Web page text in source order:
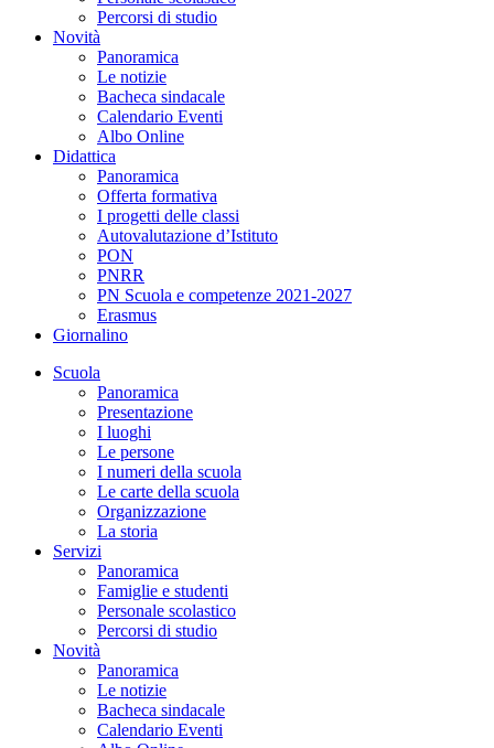
Percorsi di studio
Novità
Panoramica
Le notizie
Bacheca sindacale
Calendario Eventi
Albo Online
Didattica
Panoramica
Offerta formativa
I progetti delle classi
Autovalutazione d’Istituto
PON
PNRR
PN Scuola e competenze 2021-2027
Erasmus
Giornalino
Scuola
Panoramica
Presentazione
I luoghi
Le persone
I numeri della scuola
Le carte della scuola
Organizzazione
La storia
Servizi
Panoramica
Famiglie e studenti
Personale scolastico
Percorsi di studio
Novità
Panoramica
Le notizie
Bacheca sindacale
Calendario Eventi